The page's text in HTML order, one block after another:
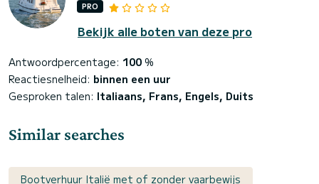
PRO
Bekijk alle boten van deze pro
Antwoordpercentage: 100 %
Reactiesnelheid: binnen een uur
Gesproken talen: Italiaans, Frans, Engels, Duits
Similar searches
Bootverhuur Italië met of zonder vaarbewijs